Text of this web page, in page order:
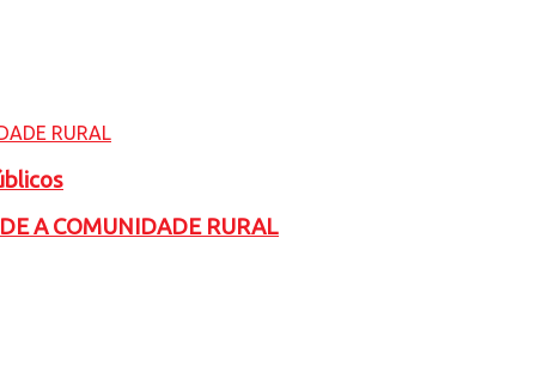
A COMUNIDADE RURAL